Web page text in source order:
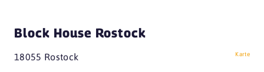
Block House Rostock
18055 Rostock Karte